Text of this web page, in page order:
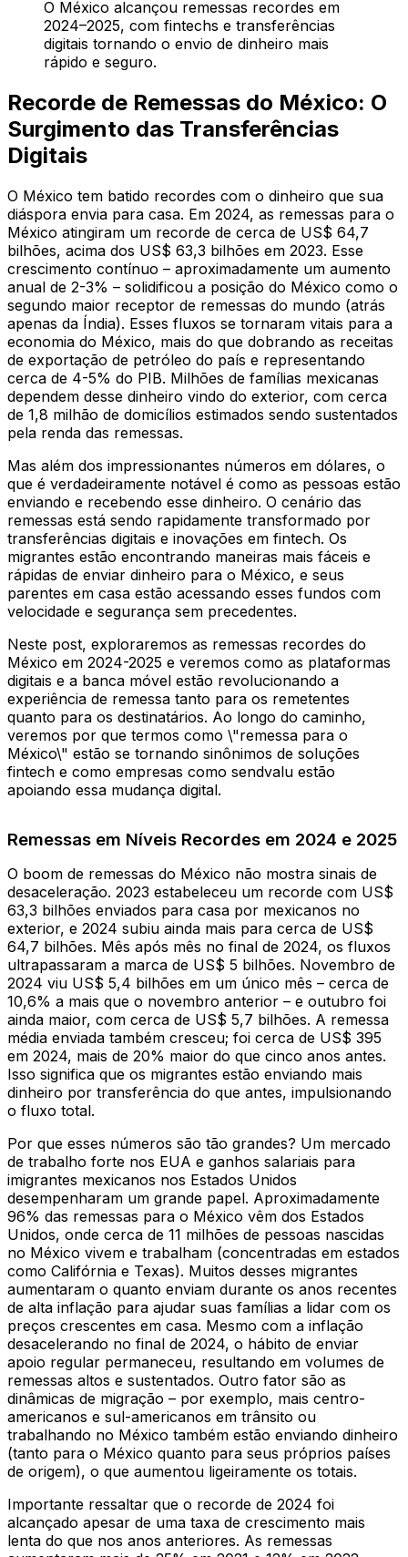
O México alcançou remessas recordes em
2024–2025, com fintechs e transferências
digitais tornando o envio de dinheiro mais
rápido e seguro.
Recorde de Remessas do México: O
Surgimento das Transferências
Digitais
O México tem batido recordes com o dinheiro que sua
diáspora envia para casa. Em 2024, as remessas para o
México atingiram um recorde de cerca de US$ 64,7
bilhões, acima dos US$ 63,3 bilhões em 2023. Esse
crescimento contínuo – aproximadamente um aumento
anual de 2-3% – solidificou a posição do México como o
segundo maior receptor de remessas do mundo (atrás
apenas da Índia). Esses fluxos se tornaram vitais para a
economia do México, mais do que dobrando as receitas
de exportação de petróleo do país e representando
cerca de 4-5% do PIB. Milhões de famílias mexicanas
dependem desse dinheiro vindo do exterior, com cerca
de 1,8 milhão de domicílios estimados sendo sustentados
pela renda das remessas.
Mas além dos impressionantes números em dólares, o
que é verdadeiramente notável é como as pessoas estão
enviando e recebendo esse dinheiro. O cenário das
remessas está sendo rapidamente transformado por
transferências digitais e inovações em fintech. Os
migrantes estão encontrando maneiras mais fáceis e
rápidas de enviar dinheiro para o México, e seus
parentes em casa estão acessando esses fundos com
velocidade e segurança sem precedentes.
Neste post, exploraremos as remessas recordes do
México em 2024-2025 e veremos como as plataformas
digitais e a banca móvel estão revolucionando a
experiência de remessa tanto para os remetentes
quanto para os destinatários. Ao longo do caminho,
veremos por que termos como \"remessa para o
México\" estão se tornando sinônimos de soluções
fintech e como empresas como sendvalu estão
apoiando essa mudança digital.
Remessas em Níveis Recordes em 2024 e 2025
O boom de remessas do México não mostra sinais de
desaceleração. 2023 estabeleceu um recorde com US$
63,3 bilhões enviados para casa por mexicanos no
exterior, e 2024 subiu ainda mais para cerca de US$
64,7 bilhões. Mês após mês no final de 2024, os fluxos
ultrapassaram a marca de US$ 5 bilhões. Novembro de
2024 viu US$ 5,4 bilhões em um único mês – cerca de
10,6% a mais que o novembro anterior – e outubro foi
ainda maior, com cerca de US$ 5,7 bilhões. A remessa
média enviada também cresceu; foi cerca de US$ 395
em 2024, mais de 20% maior do que cinco anos antes.
Isso significa que os migrantes estão enviando mais
dinheiro por transferência do que antes, impulsionando
o fluxo total.
Por que esses números são tão grandes? Um mercado
de trabalho forte nos EUA e ganhos salariais para
imigrantes mexicanos nos Estados Unidos
desempenharam um grande papel. Aproximadamente
96% das remessas para o México vêm dos Estados
Unidos, onde cerca de 11 milhões de pessoas nascidas
no México vivem e trabalham (concentradas em estados
como Califórnia e Texas). Muitos desses migrantes
aumentaram o quanto enviam durante os anos recentes
de alta inflação para ajudar suas famílias a lidar com os
preços crescentes em casa. Mesmo com a inflação
desacelerando no final de 2024, o hábito de enviar
apoio regular permaneceu, resultando em volumes de
remessas altos e sustentados. Outro fator são as
dinâmicas de migração – por exemplo, mais centro-
americanos e sul-americanos em trânsito ou
trabalhando no México também estão enviando dinheiro
(tanto para o México quanto para seus próprios países
de origem), o que aumentou ligeiramente os totais.
Importante ressaltar que o recorde de 2024 foi
alcançado apesar de uma taxa de crescimento mais
lenta do que nos anos anteriores. As remessas